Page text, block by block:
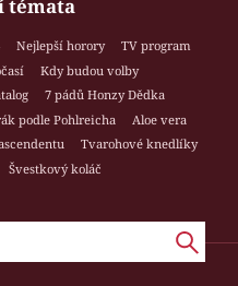
témata
Nejlepší horory
TV program
Kdy budou volby
7 pádů Honzy Dědka
podle Pohlreicha
Aloe vera
Tvarohové knedlíky
Švestkový koláč